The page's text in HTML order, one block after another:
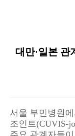
대만·일본
서울 부민병원
조인트(CUVIS-